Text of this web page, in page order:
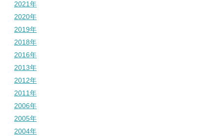
2021年
2020年
2019年
2018年
2016年
2013年
2012年
2011年
2006年
2005年
2004年